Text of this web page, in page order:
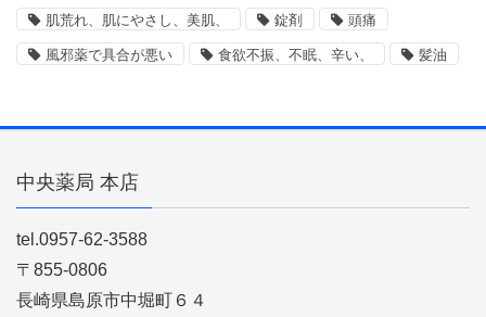
肌荒れ、肌にやさし、美肌、 錠剤 頭痛
風邪薬で具合が悪い 食欲不振、不眠、辛い、 髪油
中央薬局 本店
tel.0957-62-3588
〒855-0806
長崎県島原市中堀町６４